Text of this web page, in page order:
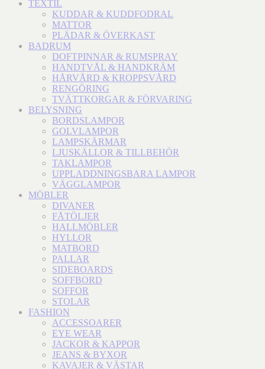
TEXTIL
KUDDAR & KUDDFODRAL
MATTOR
PLÄDAR & ÖVERKAST
BADRUM
DOFTPINNAR & RUMSPRAY
HANDTVÅL & HANDKRÄM
HÅRVÅRD & KROPPSVÅRD
RENGÖRING
TVÄTTKORGAR & FÖRVARING
BELYSNING
BORDSLAMPOR
GOLVLAMPOR
LAMPSKÄRMAR
LJUSKÄLLOR & TILLBEHÖR
TAKLAMPOR
UPPLADDNINGSBARA LAMPOR
VÄGGLAMPOR
MÖBLER
DIVANER
FÅTÖLJER
HALLMÖBLER
HYLLOR
MATBORD
PALLAR
SIDEBOARDS
SOFFBORD
SOFFOR
STOLAR
FASHION
ACCESSOARER
EYE WEAR
JACKOR & KAPPOR
JEANS & BYXOR
KAVAJER & VÄSTAR